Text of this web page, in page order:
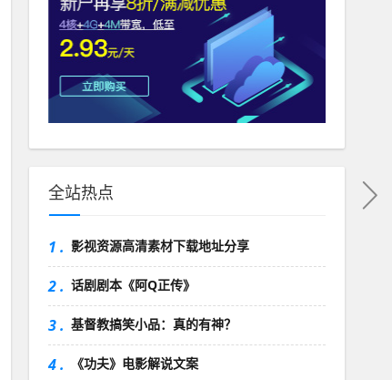
全站热点
1 . 影视资源高清素材下载地址分享
2 . 话剧剧本《阿Q正传》
3 . 基督教搞笑小品：真的有神？
4 . 《功夫》电影解说文案